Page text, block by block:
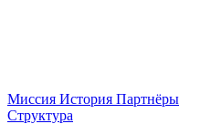
Миссия История Партнёры
Структура